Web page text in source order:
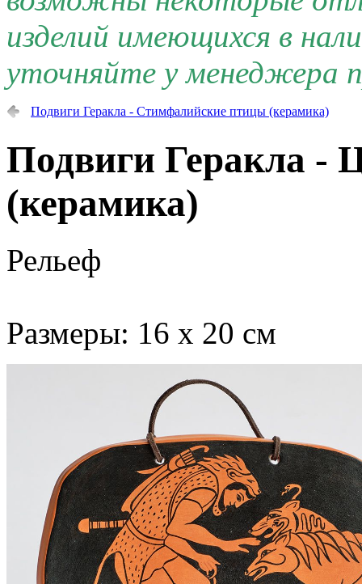
изделий имеющихся в
уточняйте у менеджера
Подвиги Геракла - Стимфалийские птицы (керамика)
Подвиги Геракла -
(керамика)
Рельеф
Размеры: 16 х 20 см